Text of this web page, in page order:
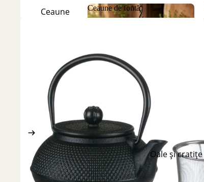
Ceaune
Discuri
de fontă
Ceaune de fontă
Oale și cratițe